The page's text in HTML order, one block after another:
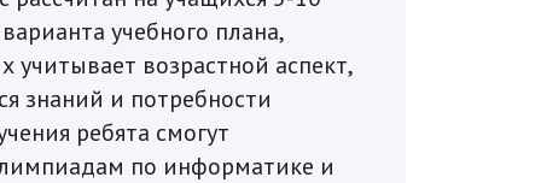
учебного плана,
возрастной аспект,
знаний и потребности
ребята смогут
по информатике и